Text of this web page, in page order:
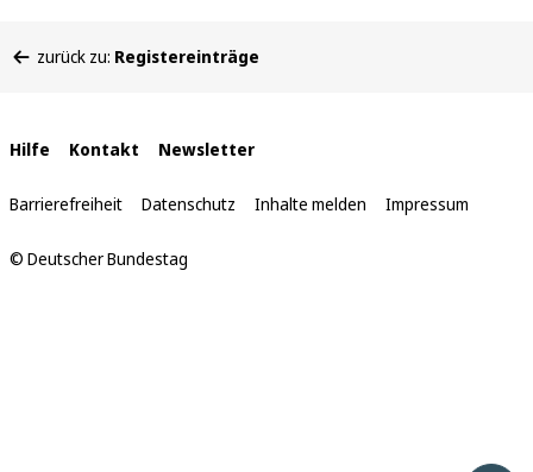
befinden
zurück zu: Registereinträge
Interne
Links
Hilfe Kontakt Newsletter
Barrierefreiheit Datenschutz Inhalte melden Impressum
© Deutscher Bundestag